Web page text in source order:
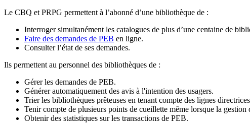
Le CBQ et PRPG permettent à l’abonné d’une bibliothèque de :
Interroger simultanément les catalogues de plus d’une centaine de
Faire des demandes de PEB en ligne.
Consulter l’état de ses demandes.
Ils permettent au personnel des bibliothèques de :
Gérer les demandes de PEB.
Générer automatiquement des avis à l'intention des usagers.
Trier les bibliothèques prêteuses en tenant compte des lignes
Tenir compte de plusieurs points de cueillette même lorsque la gestion
Obtenir des statistiques sur les transactions de PEB.